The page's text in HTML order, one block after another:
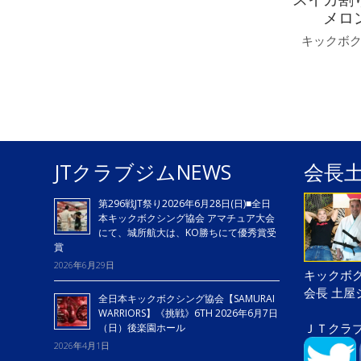
メロ
キックボ
JTクラブジムNEWS
第296戦JT祭り2026年6月28日(日)■全日
本キックボクシング協会 アマチュア大会
にて、城所航大は、KO勝ちにて優秀賞受
賞
2026年6月29日
全日本キックボクシング協会【SAMURAI
WARRIORS】《挑戦》6TH 2026年6月7日
（日）後楽園ホール
2026年4月1日
会長
キックボ
会長 土屋
ＪＴクラ